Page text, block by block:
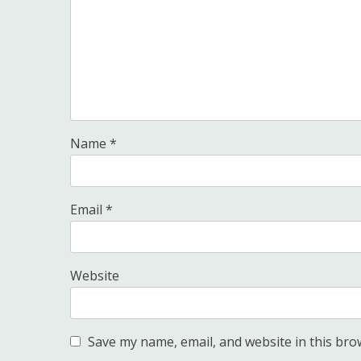
Name *
Email *
Website
Save my name, email, and website in this